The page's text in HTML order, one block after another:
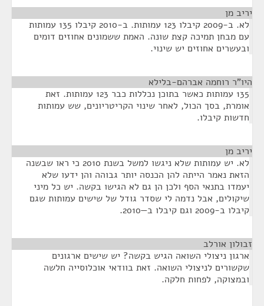
יריב מן
לא. ב-2009 קיבלו 123 עמותות. ב-2010 קיבלו 135 עמותות
עם מבחן תמיכה קצת שונה. האמת ששמונים אחוזים דומים
ובעשרים אחוזים יש שינוי.
היו"ר רוחמה אברהם-בלילא
135 עמותות כאשר בתוכן נכללות כבר 123 עמותות. זאת
אומרת, בסך הכול, לאחר שינוי הקריטריונים, שש עמותות
חדשות קיבלו.
יריב מן
לא. יש עמותות שלא ניגשו למשל בשנת 2010 כי ראו שבשנה
הזאת נאמר הייתה להן הכנסה יותר גבוהה והן ידעו שלא
יעמדו בתנאי הסף ולכן הן גם לא הגישו בקשה. יש כל מיני
שיקולים, אבל נדמה לי שסדר גודל של שישים עמותות שגם
קיבלו ב-2009 וגם קיבלו ב—2010.
זבולון אורלב
ארגון ניצולי השואה הגיש בקשה? יש שישים ארגונים
שקשורים לניצולי השואה. זאת בוודאי אוכלוסייה חלשה
ובמצוקה, לפחות חלקה.